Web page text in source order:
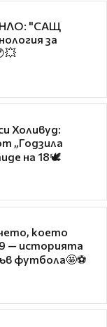
НЛО: "САЩ
за
Холивуд:
„Годзила
на 18🕊️
което
— историята
футбола🤩⚽